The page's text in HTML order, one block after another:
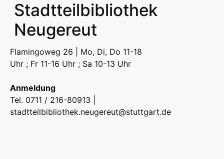
Stadtteilbibliothek
Neugereut
Flamingoweg 26 | Mo, Di, Do 11-18
Uhr ; Fr 11-16 Uhr ; Sa 10-13 Uhr
Anmeldung
Tel. 0711 / 216-80913 |
stadtteilbibliothek.neugereut@stuttgart.de